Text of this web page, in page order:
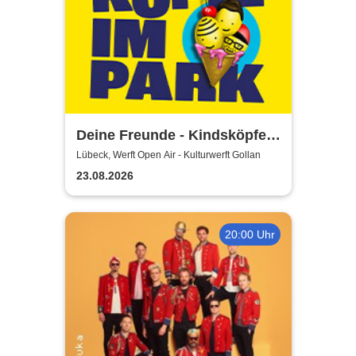
Deine Freunde - Kindsköpfe
im Park - Open Air 2026
Lübeck, Werft Open Air - Kulturwerft Gollan
23.08.2026
20:00 Uhr